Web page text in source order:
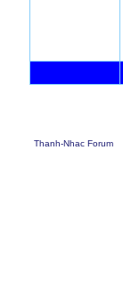
Thanh-Nhac Forum